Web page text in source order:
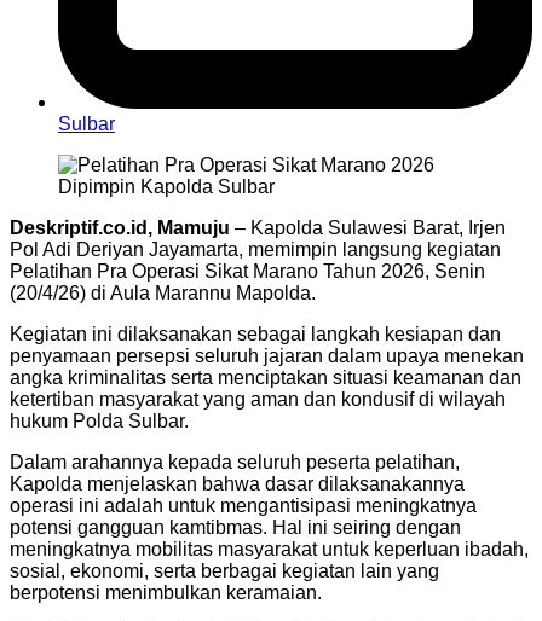
Sulbar
Deskriptif.co.id, Mamuju – Kapolda Sulawesi Barat, Irjen
Pol Adi Deriyan Jayamarta, memimpin langsung kegiatan
Pelatihan Pra Operasi Sikat Marano Tahun 2026, Senin
(20/4/26) di Aula Marannu Mapolda.
Kegiatan ini dilaksanakan sebagai langkah kesiapan dan
penyamaan persepsi seluruh jajaran dalam upaya menekan
angka kriminalitas serta menciptakan situasi keamanan dan
ketertiban masyarakat yang aman dan kondusif di wilayah
hukum Polda Sulbar.
Dalam arahannya kepada seluruh peserta pelatihan,
Kapolda menjelaskan bahwa dasar dilaksanakannya
operasi ini adalah untuk mengantisipasi meningkatnya
potensi gangguan kamtibmas. Hal ini seiring dengan
meningkatnya mobilitas masyarakat untuk keperluan ibadah,
sosial, ekonomi, serta berbagai kegiatan lain yang
berpotensi menimbulkan keramaian.